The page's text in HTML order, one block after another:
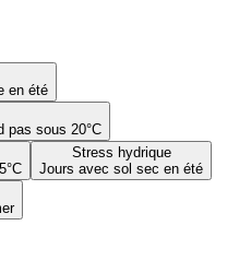
en été
pas sous 20°C
Stress hydrique
Jours avec sol sec en été